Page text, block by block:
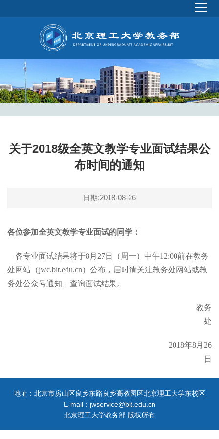
关于2018级全英文教学专业面试结果公
布时间的通知
日期:2018-08-26
各位参加全英文教学专业面试的同学：
各专业面试结果将于8月27日（周一）中午12:00前在教务
处网站（jwc.bit.edu.cn）公布，届时请关注教务处网站或教
务处公众号通知，查询面试结果。
教务
处
2018年8月26
日
地址：北京市房山区良乡东路良乡高教园区北京理工大学东校区
E-mail：jwservice@bit.edu.cn
北京理工大学教务部 版权所有